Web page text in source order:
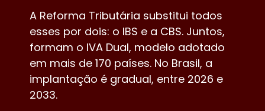
A Reforma Tributária substitui todos
esses por dois: o IBS e a CBS. Juntos,
formam o IVA Dual, modelo adotado
em mais de 170 países. No Brasil, a
implantação é gradual, entre 2026 e
2033.